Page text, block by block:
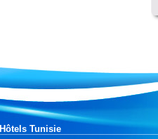
Hôtels Tunisie